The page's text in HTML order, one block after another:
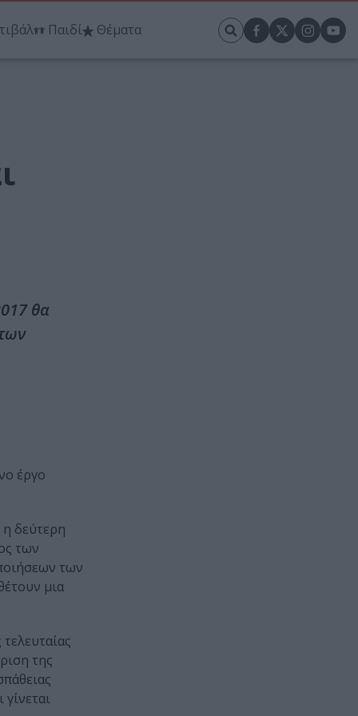
Παιδί Θέματα
θα
έργο
η δεύτερη
των
των
μια
της